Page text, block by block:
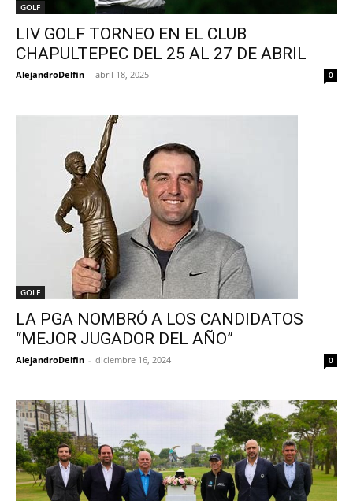
GOLF
LIV GOLF TORNEO EN EL CLUB
CHAPULTEPEC DEL 25 AL 27 DE ABRIL
AlejandroDelfin - abril 18, 2025 0
GOLF
LA PGA NOMBRÓ A LOS CANDIDATOS
“MEJOR JUGADOR DEL AÑO”
AlejandroDelfin - diciembre 16, 2024 0